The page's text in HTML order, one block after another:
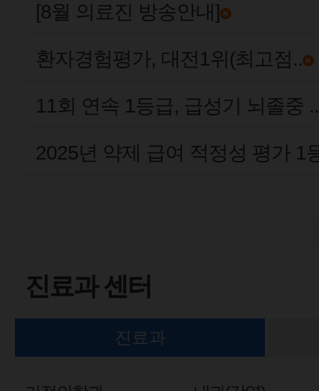
[8월 의료진 방송안내]
환자경험평가, 대전1위(최고점..
11회 연속 1등급, 급성기 뇌졸중 ..
2025년 약제 급여 적정성 평가 1
진료과 센터
진료과